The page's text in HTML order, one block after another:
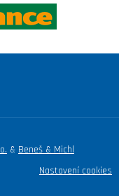
& Beneš & Michl
Nastavení cookies